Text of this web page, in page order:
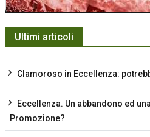
Ultimi articoli
Clamoroso in Eccellenza:
Eccellenza. Un abbandono ed
Promozione?